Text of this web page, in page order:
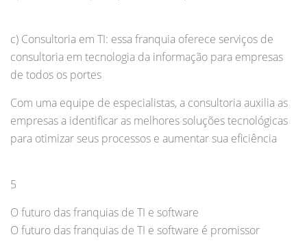
c) Consultoria em TI: essa franquia oferece serviços de
consultoria em tecnologia da informação para empresas
de todos os portes
Com uma equipe de especialistas, a consultoria auxilia as
empresas a identificar as melhores soluções tecnológicas
para otimizar seus processos e aumentar sua eficiência
5
O futuro das franquias de TI e software
O futuro das franquias de TI e software é promissor